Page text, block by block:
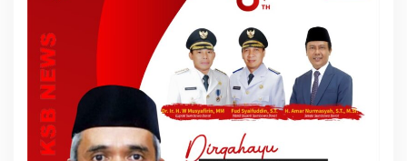
o